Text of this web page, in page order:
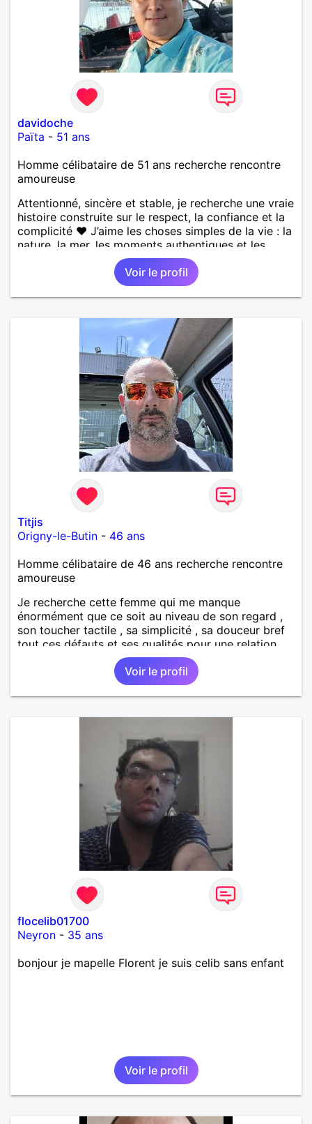
davidoche
Païta - 51 ans
Homme célibataire de 51 ans recherche rencontre
amoureuse
Attentionné, sincère et stable, je recherche une vraie
histoire construite sur le respect, la confiance et la
complicité ❤️ J’aime les choses simples de la vie : la
nature, la mer, les moments authentiques et les
personnes au grand cœur 🌊🌿 Très câlin et
affectueux, j’adore les petits moments de tendresse
et les calinous réguliers 😊❤️ La solitude finit parfois
par peser, alors si tu es en Nouvelle-Calédonie et
temps de discuter… et laissons l’avenir nous guider
Voir le profil
Titjis
Origny-le-Butin - 46 ans
Homme célibataire de 46 ans recherche rencontre
amoureuse
Je recherche cette femme qui me manque
énormément que ce soit au niveau de son regard ,
son toucher tactile , sa simplicité , sa douceur bref
tout ces défauts et ses qualités pour une relation
Voir le profil
flocelib01700
Neyron - 35 ans
bonjour je mapelle Florent je suis celib sans enfant
Voir le profil